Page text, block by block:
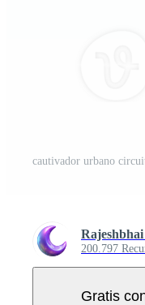
200.797
Gratis